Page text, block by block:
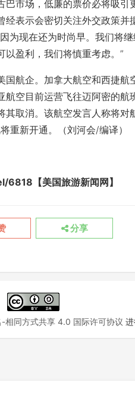
市场，低廉的票价必将吸引
表示会密切关注外交政策并
为现在还为时尚早。我们将
盈利，我们将慎重考虑。”
航企。加拿大航空和西捷航
空目前运营飞往迈阿密的航
取消。该航空发言人称将对
重新开通。（刘河会/编译）
【美国旅游新闻网】
分享
相同方式共享 4.0 国际许可协议